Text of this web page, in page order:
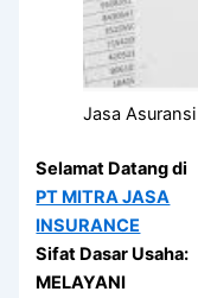
Jasa
Selamat Datang di
PT MITRA JASA
INSURANCE
Sifat Dasar Usaha:
MELAYANI